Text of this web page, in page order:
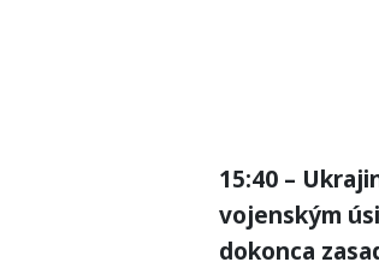
15:40 –
vojenským
dokonca